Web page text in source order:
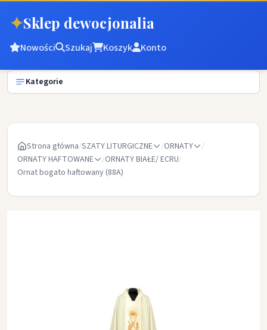
✦Sklep dewocjonalia
Nowości Szukaj Koszyk Konto
Kategorie
Strona główna/SZATY LITURGICZNE /ORNATY
/
ORNATY HAFTOWANE
/ORNATY BIAŁE/ ECRU/
Ornat bogato haftowany (88A)